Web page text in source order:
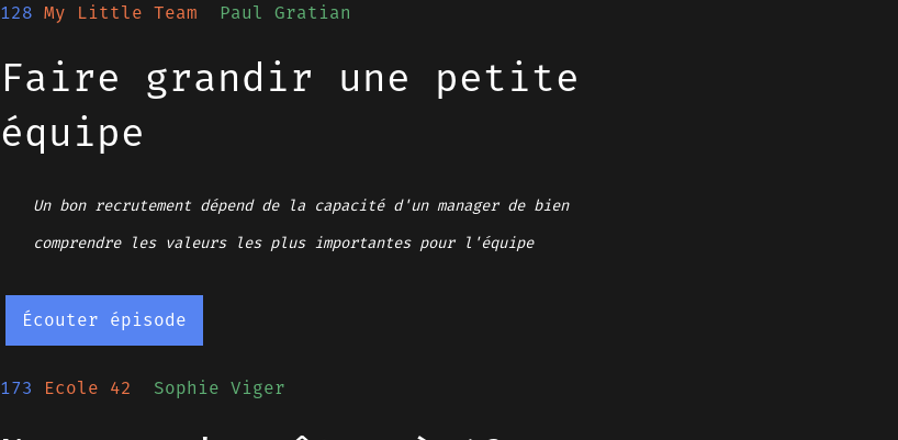
128 My Little Team Paul Gratian
Faire grandir une petite
équipe
Un bon recrutement dépend de la capacité d'un manager de bien
comprendre les valeurs les plus importantes pour l'équipe
Écouter épisode
173 Ecole 42 Sophie Viger